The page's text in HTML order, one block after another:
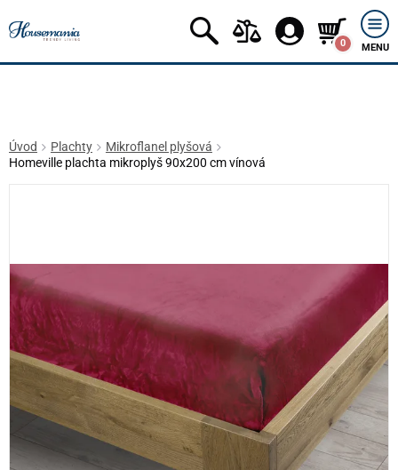
0 MENU
Úvod Plachty
Mikroflanel plyšová
Homeville plachta mikroplyš 90x200 cm vínová